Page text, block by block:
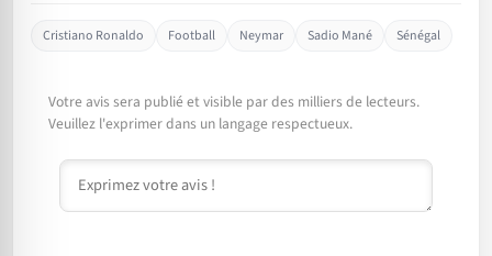
Cristiano Ronaldo Football Neymar Sadio Mané Sénégal
Votre avis sera publié et visible par des milliers de lecteurs.
Veuillez l'exprimer dans un langage respectueux.
Commentaire